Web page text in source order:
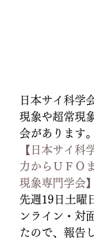
日本サイ科学
現象や超常現
会があります。
【日本サイ
力からＵＦＯ
現象専門学会
先週19日土曜
ンライン・対
たので、報告